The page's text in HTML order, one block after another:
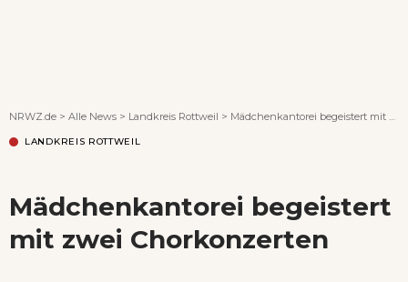
NRWZ.de > Alle News > Landkreis Rottweil > Mädchenkantorei begeistert mit zwei Chorkonzerten
LANDKREIS ROTTWEIL
Mädchenkantorei begeistert
mit zwei Chorkonzerten